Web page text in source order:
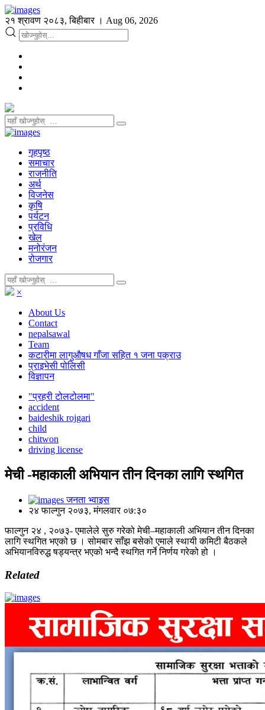
२१ श्रावण २०८३, बिहीबार । Aug 06, 2026
गृहपृष्ठ
समाचार
राजनीति
अर्थ
विजनेस
कृषि
पर्यटन
प्रविधि
खेल
मनोरंजन
रोजगार
×
About Us
Contact
nepalsawal
Team
कटारीमा लागुऔषध गाँजा सहित १ जना पक्राउ
प्राइभेसी पोलिसी
विज्ञापन
"प्रहरी टोलटोलमा"
accident
baideshik rojgari
child
chitwon
driving license
मेची -महाकाली अभियान तीन दिनका लागि स्थगित
जनता भ्वाइस
२४ फाल्गुन २०७३, मंगलवार ०७:३०
फाल्गुन २४ , २०७३- एमालेले सुरु गरेको मेची–महाकाली अभियान तीन दिनका
लागि स्थगित भएको छ । सोमबार साँझ बसेको एमाले स्थायी कमिटी बैठकले
अभियानविरुद्ध षड्यन्त्र भएको भन्दै स्थगित गर्ने निर्णय गरेको हो ।
Related